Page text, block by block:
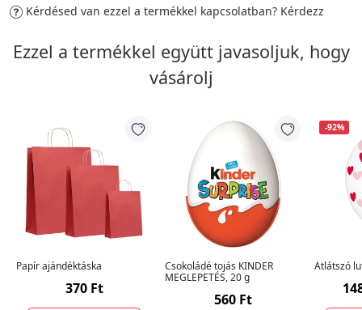
Kérdésed van ezzel a termékkel kapcsolatban? Kérdezz
Ezzel a termékkel együtt javasoljuk, hogy
vásárolj
Papír ajándéktáska
370 Ft
Csokoládé tojás KINDER
MEGLEPETÉS, 20 g
560 Ft
-92%
Átlátszó